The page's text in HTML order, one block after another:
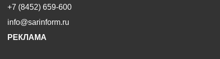
+7 (8452) 659-600
info@sarinform.ru
РЕКЛАМА